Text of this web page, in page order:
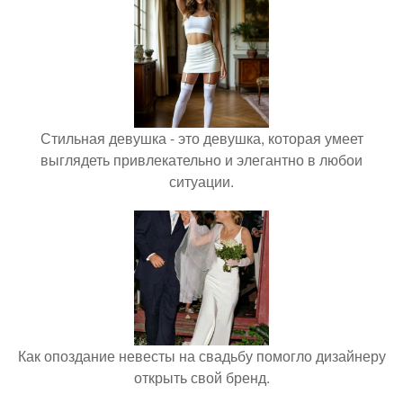
Стильная девушка - это девушка, которая умеет
выглядеть привлекательно и элегантно в любои
ситуации.
Как опоздание невесты на свадьбу помогло дизайнеру
открыть свой бренд.